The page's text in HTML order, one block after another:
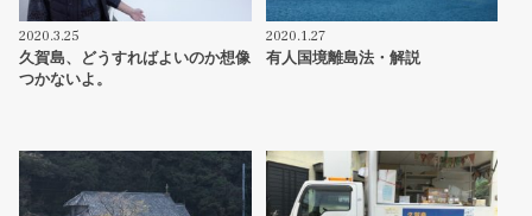
2020.3.25
久賀島、どうすればよいのか想像
つかないよ。
2020.1.27
有人国境離島法・解説